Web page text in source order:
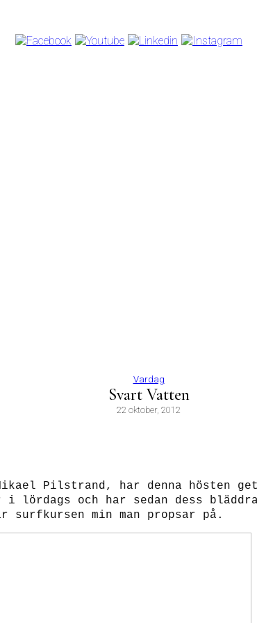
Vardag
Svart Vatten
22 oktober, 2012
Pilstrand, har denna hösten
i lördags och har sedan dess
surfkursen min man propsar på.